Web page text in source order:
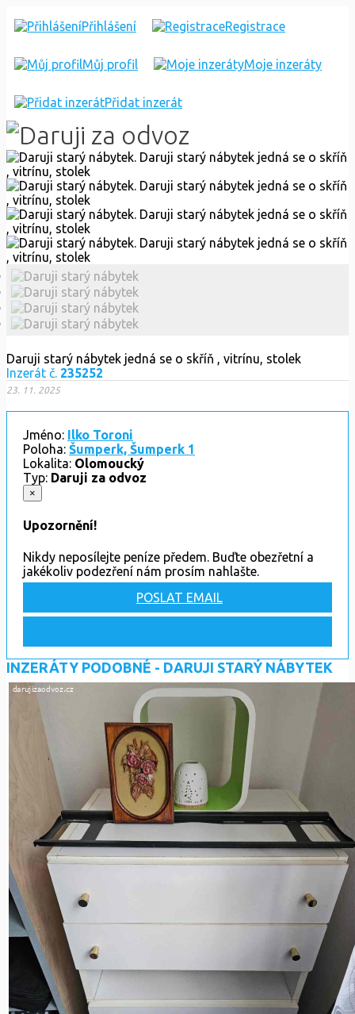
Přihlášení Registrace
Můj profil Moje inzeráty
Přidat inzerát
DARUJI
NÁBYTEK
Daruji starý nábytek jedná se o skříň , vitrínu, stolek
Inzerát č. 235252
23. 11. 2025
Jméno: Ilko Toroni
Poloha: Šumperk, Šumperk 1
Lokalita: Olomoucký
Typ: Daruji za odvoz
×
Upozornění!
Nikdy neposílejte peníze předem. Buďte obezřetní a
jakékoliv podezření nám prosím nahlašte.
POSLAT EMAIL
INZERÁTY PODOBNÉ - DARUJI STARÝ NÁBYTEK